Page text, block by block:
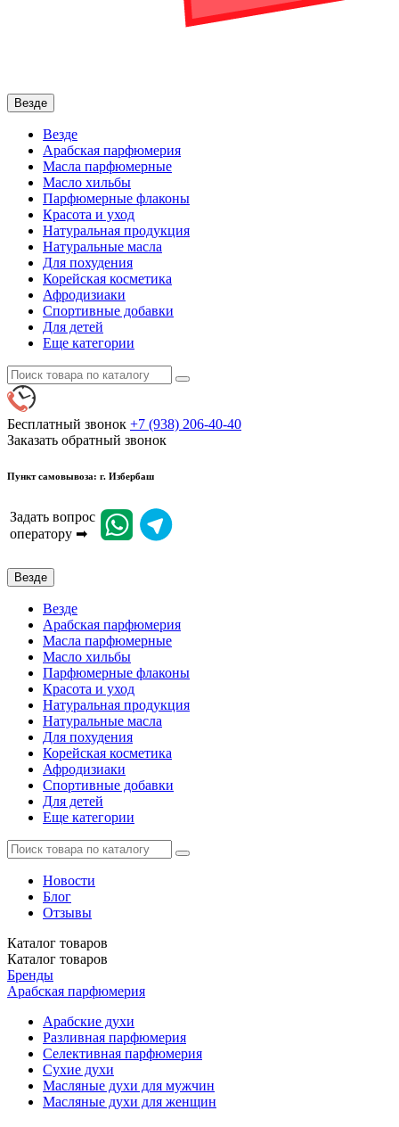
Везде
Везде
Арабская парфюмерия
Масла парфюмерные
Масло хильбы
Парфюмерные флаконы
Красота и уход
Натуральная продукция
Натуральные масла
Для похудения
Корейская косметика
Афродизиаки
Спортивные добавки
Для детей
Еще категории
Бесплатный звонок +7 (938) 206-40-40
Заказать обратный звонок
Пункт самовывоза: г. Избербаш
Задать вопрос
оператору ➡
Везде
Везде
Арабская парфюмерия
Масла парфюмерные
Масло хильбы
Парфюмерные флаконы
Красота и уход
Натуральная продукция
Натуральные масла
Для похудения
Корейская косметика
Афродизиаки
Спортивные добавки
Для детей
Еще категории
Новости
Блог
Отзывы
Каталог товаров
Каталог товаров
Бренды
Арабская парфюмерия
Арабские духи
Разливная парфюмерия
Селективная парфюмерия
Сухие духи
Масляные духи для мужчин
Масляные духи для женщин